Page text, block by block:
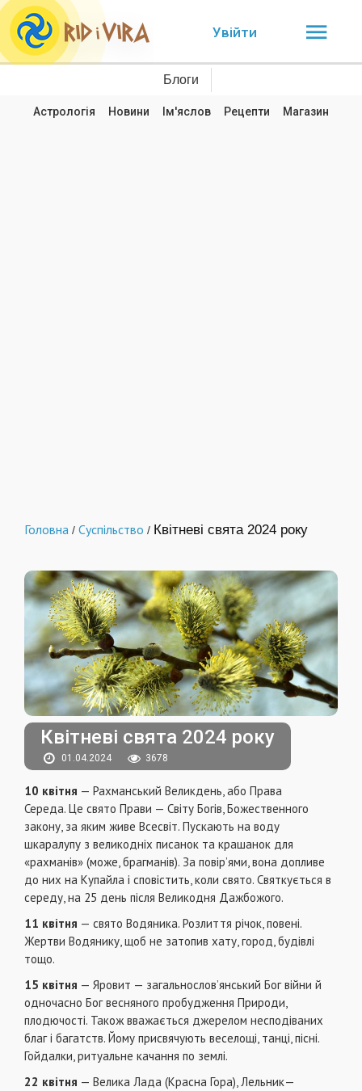
Увійти
Блоги
Астрологія Новини Ім'яслов Рецепти Магазин
Головна / Суспільство / Квітневі свята 2024 року
Квітневі свята 2024 року
01.04.2024 3678
10 квітня — Рахманський Великдень, або Права
Середа. Це свято Прави — Світу Богів, Божественного
закону, за яким живе Всесвіт. Пускають на воду
шкаралупу з великодніх писанок та крашанок для
«paхманів» (може, брагманiв). За повір’ями, вона допливе
до них на Купайла i сповістить, коли свято. Святкується в
середу, на 25 день після Великодня Дажбожого.
11 квітня — свято Водяника. Розлиття річок, повені.
Жертви Водянику, щоб не затопив хату, город, будiвлi
тощо.
15 квітня — Яровит — загальнослов’янський Бог війни й
одночасно Бог весняного пробудження Природи,
плодючості. Також вважається джерелом несподіваних
благ i багатств. Йому присвячують веселощі, танці, пicні.
Гойдалки, ритуальне качання по землі.
22 квітня — Велика Лада (Красна Гора), Лельник—